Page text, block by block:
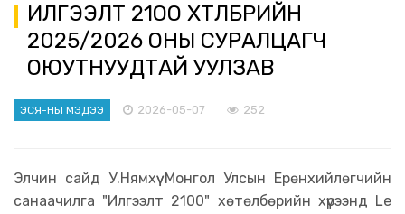
ИЛГЭЭЛТ 21ОО ХӨТӨЛБӨРИЙН
2025/2026 ОНЫ СУРАЛЦАГЧ
ОЮУТНУУДТАЙ УУЛЗАВ
ЭСЯ-НЫ МЭДЭЭ 2026-05-07 252
Элчин сайд У.Нямхүү Монгол Улсын Ерөнхийлөгчийн
санаачилга "Илгээлт 2100" хөтөлбөрийн хүрээнд Le